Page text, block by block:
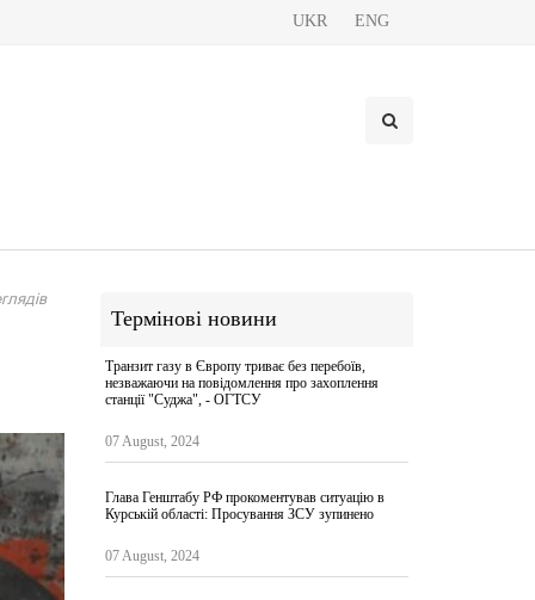
UKR ENG
Термінові новини
Транзит газу в Європу триває без перебоїв,
незважаючи на повідомлення про захоплення
станції "Суджа", - ОГТСУ
07 August, 2024
Глава Генштабу РФ прокоментував ситуацію в
Курській області: Просування ЗСУ зупинено
07 August, 2024